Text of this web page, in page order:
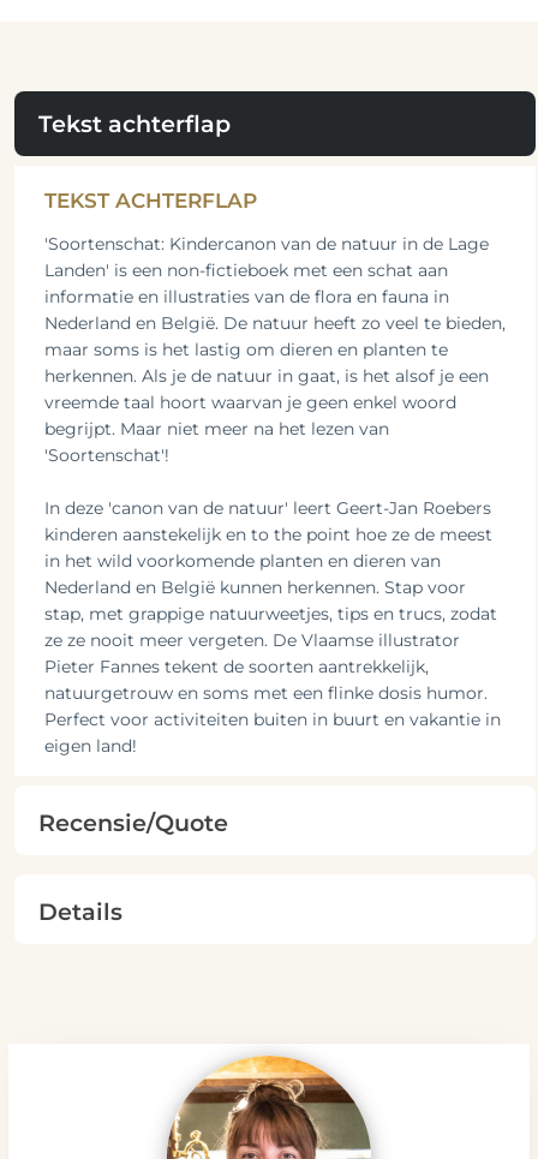
Tekst achterflap
TEKST ACHTERFLAP
'Soortenschat: Kindercanon van de natuur in de Lage
Landen' is een non-fictieboek met een schat aan
informatie en illustraties van de flora en fauna in
Nederland en België. De natuur heeft zo veel te bieden,
maar soms is het lastig om dieren en planten te
herkennen. Als je de natuur in gaat, is het alsof je een
vreemde taal hoort waarvan je geen enkel woord
begrijpt. Maar niet meer na het lezen van
'Soortenschat'!
In deze 'canon van de natuur' leert Geert-Jan Roebers
kinderen aanstekelijk en to the point hoe ze de meest
in het wild voorkomende planten en dieren van
Nederland en België kunnen herkennen. Stap voor
stap, met grappige natuurweetjes, tips en trucs, zodat
ze ze nooit meer vergeten. De Vlaamse illustrator
Pieter Fannes tekent de soorten aantrekkelijk,
natuurgetrouw en soms met een flinke dosis humor.
Perfect voor activiteiten buiten in buurt en vakantie in
eigen land!
Recensie/Quote
Details